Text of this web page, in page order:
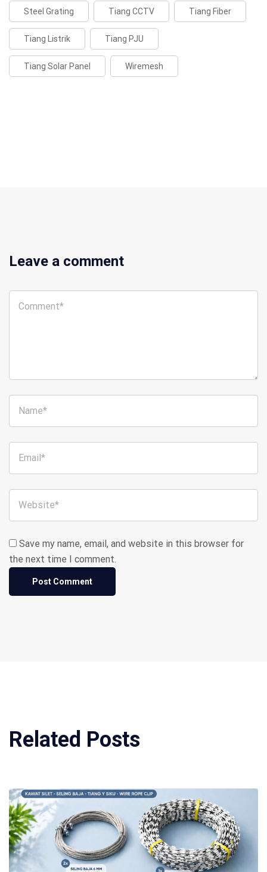
Steel Grating Tiang CCTV Tiang Fiber
Tiang Listrik Tiang PJU
Tiang Solar Panel Wiremesh
Leave a comment
Save my name, email, and website in this browser for
the next time I comment.
Related Posts